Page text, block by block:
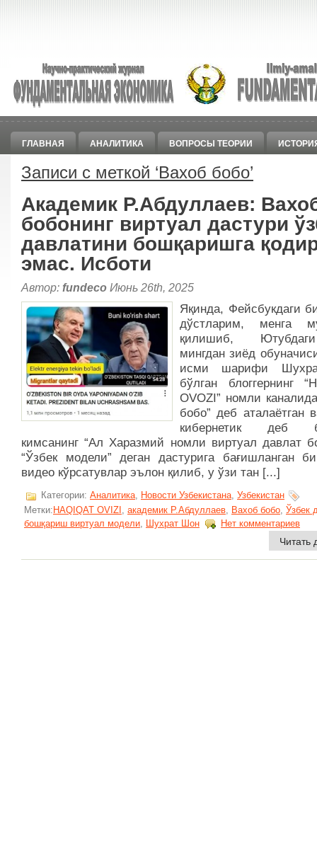
ГЛАВНАЯ АНАЛИТИКА ВОПРОСЫ ТЕОРИИ
Записи с меткой ‘Вахоб бобо’
Академик Р.Абдуллаев:
бобонинг виртуал дастури
давлатини бошқаришга
эмас. Исботи
Автор: fundeco Июнь 26th, 2025
Яқинда, Фейсбукдаги
дўстларим, менга
қилишиб,
мингдан зиёд
исми шарифи
бўлган блоггернинг
OVOZI” номли
бобо” деб аталаётган
кибернетик деб
кимсанинг “Ал Харазмий номли виртуал давлат
“Ўзбек модели” деган дастурига бағишланган
видео кўрсатувлар эълон қилиб, у ўзи тан [...]
Категории: Аналитика, Новости Узбекистана, Узбекистан
Метки:HAQIQAT OVIZI академик Р.Абдуллаев Вахоб бобо Ўзбек
бошқариш виртуал модели, Шухрат Шон Нет комментариев
Читать